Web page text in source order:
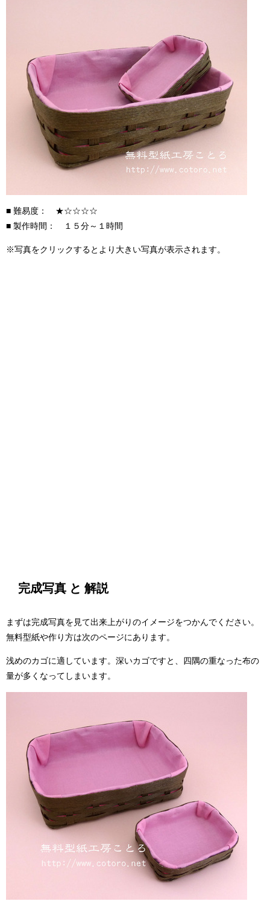
■ 難易度： ★☆☆☆☆
■ 製作時間： １５分～１時間
※写真をクリックするとより大きい写真が表示されます。
完成写真 と 解説
まずは完成写真を見て出来上がりのイメージをつかんでください。
無料型紙や作り方は次のページにあります。
浅めのカゴに適しています。深いカゴですと、四隅の重なった布の
量が多くなってしまいます。